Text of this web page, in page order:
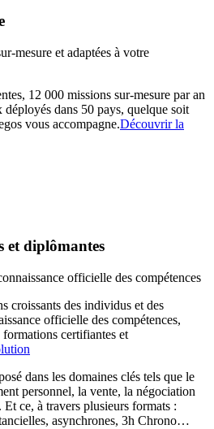
mesure et adaptées à votre
12 000 missions sur-mesure par an
dans 50 pays, quelque soit
vous accompagne.Découvrir la
et diplômantes
officielle des compétences
croissants des individus et des
officielle des compétences,
certifiantes et
dans les domaines clés tels que le
personnel, la vente, la négociation
ce, à travers plusieurs formats :
asynchrones, 3h Chrono…